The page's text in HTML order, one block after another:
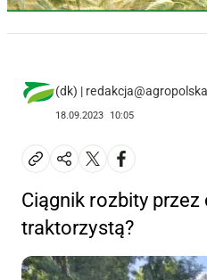
(dk) |
18.09.2023 10:05
Ciągnik rozbity przez
traktorzystą?